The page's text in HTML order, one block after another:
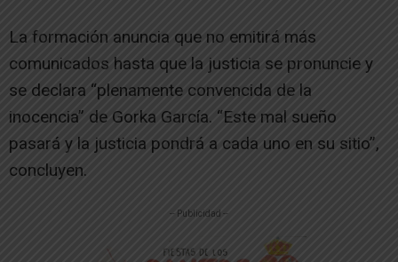
La formación anuncia que no emitirá más
comunicados hasta que la justicia se pronuncie y
se declara “plenamente convencida de la
inocencia” de Gorka García. “Este mal sueño
pasará y la justicia pondrá a cada uno en su sitio”,
concluyen.
-- Publicidad --